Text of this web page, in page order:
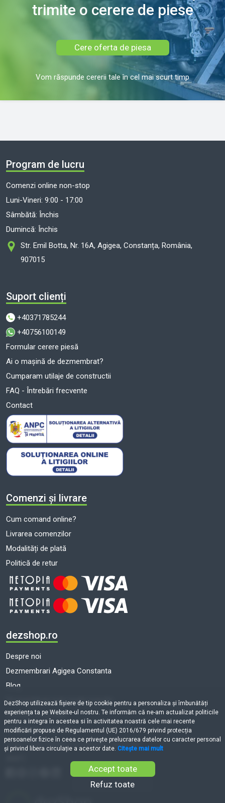
trimite o cerere de piese
Cere oferta de piesa
Vom răspunde cererii tale în cel mai scurt timp
Program de lucru
Comenzi online non-stop
Luni-Vineri: 9:00 - 17:00
Sâmbătă: Închis
Dumincă: Închis
Str. Emil Botta, Nr. 16A, Agigea, Constanța, România,
907015
Suport clienți
+40371785244
+40756100149
Formular cerere piesă
Ai o mașină de dezmembrat?
Cumparam utilaje de constructii
FAQ - Întrebări frecvente
Contact
Comenzi și livrare
Cum comand online?
Livrarea comenzilor
Modalități de plată
Politică de retur
dezshop.ro
Despre noi
Dezmembrari Agigea Constanta
Blog
Dezmembrari auto toate marcile
Termeni și condiții
Politică de cookie-uri
Prelucrarea datelor cu caracter personal
DezShop utilizează fişiere de tip cookie pentru a personaliza și îmbunătăți
experiența ta pe Website-ul nostru. Te informăm că ne-am actualizat politicile
pentru a integra în acestea si în activitatea noastră cele mai recente
modificări propuse de Regulamentul (UE) 2016/679 privind protecția
persoanelor fizice în ceea ce privește prelucrarea datelor cu caracter personal
și privind libera circulație a acestor date. Citește mai mult
Accept toate
Refuz toate